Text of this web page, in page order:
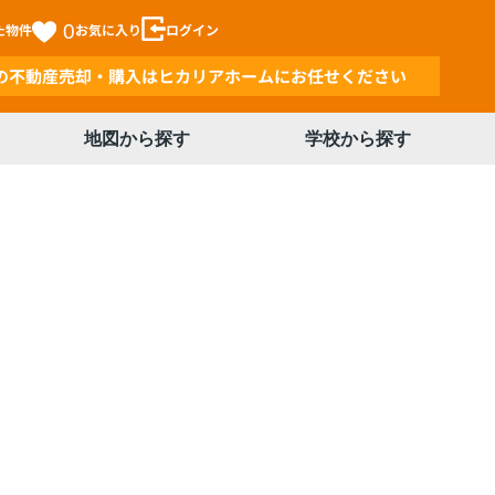
物件 0お気に入り ログイン
不動産売却・購入はヒカリアホームにお任せください
地図から探す 学校から探す